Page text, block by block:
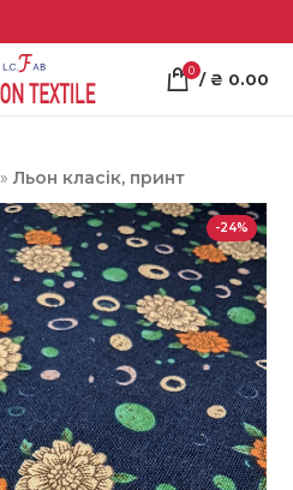
0 / ₴ 0.00
»Льон класік, принт
-24%